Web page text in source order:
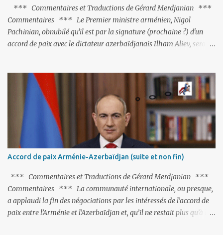
*** Commentaires et Traductions de Gérard Merdjanian ***
Commentaires *** Le Premier ministre arménien, Nigol
Pachinian, obnubilé qu'il est par la signature (prochaine ?) d'un
accord de paix avec le dictateur azerbaïdjanais Ilham Aliev, serait
C'est hélas fort peu probable ; l'Histoire ou la Littérature ne sont
pas ses points forts, pas plus d'ailleurs que les négociations avec le
tandem turco-azéri. Faisant fi de tout ce qui précède la chute de
l'URSS, il est exclusivement intéressé par ce qu'il nomme «
l'Arménie réelle ». Même les trois présidents qu'ils l'ont précédés ne
trouvent pas grâce à ses yeux, les traitant de tous les noms, avant
de les traîner en justice. Et comme les politiciens ne lui suffisent
pas, il s'attaque aux dignitaires de l'Église arménienne, les...
Accord de paix Arménie-Azerbaïdjan (suite et non fin)
*** Commentaires et Traductions de Gérard Merdjanian ***
Commentaires *** La communauté internationale, ou presque,
a applaudi la fin des négociations par les intéressés de l’accord de
paix entre l’Arménie et l’Azerbaïdjan et, qu’il ne restait plus qu’à le